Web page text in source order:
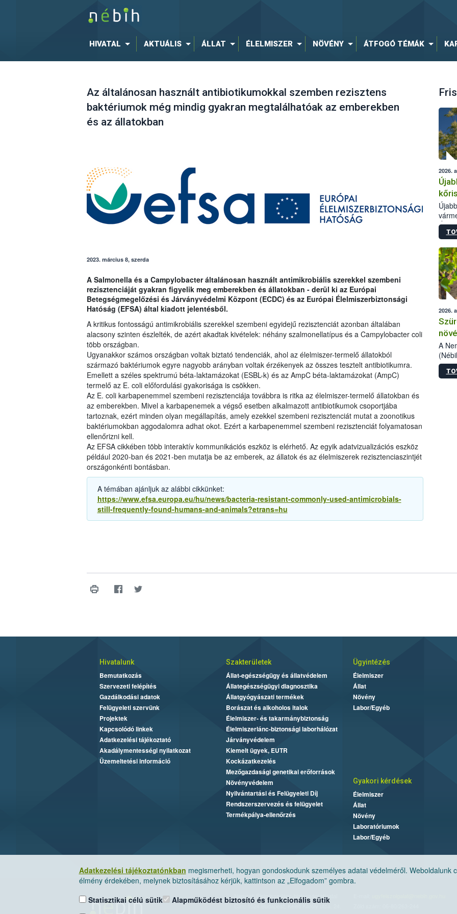
HIVATAL AKTUÁLIS ÁLLAT ÉLELMISZER NÖVÉNY ÁTFOGÓ TÉMÁK
Az általánosan használt antibiotikumokkal szemben rezisztens
baktériumok még mindig gyakran megtalálhatóak az emberekben
és az állatokban
2023. március 8, szerda
A Salmonella és a Campylobacter általánosan használt antimikrobiális szerekkel szembeni
rezisztenciáját gyakran figyelik meg emberekben és állatokban - derül ki az Európai
Betegségmegelőzési és Járványvédelmi Központ (ECDC) és az Európai Élelmiszerbiztonsági
Hatóság (EFSA) által kiadott jelentésből.
A kritikus fontosságú antimikrobiális szerekkel szembeni egyidejű rezisztenciát azonban általában
alacsony szinten észlelték, de azért akadtak kivételek: néhány szalmonellatípus és a Campylobacter coli
több országban.
Ugyanakkor számos országban voltak biztató tendenciák, ahol az élelmiszer-termelő állatokból
származó baktériumok egyre nagyobb arányban voltak érzékenyek az összes tesztelt antibiotikumra.
Emellett a széles spektrumú béta-laktamázokat (ESBL-k) és az AmpC béta-laktamázokat (AmpC)
termelő az E. coli előfordulási gyakorisága is csökken.
Az E. coli karbapenemmel szembeni rezisztenciája továbbra is ritka az élelmiszer-termelő állatokban és
az emberekben. Mivel a karbapenemek a végső esetben alkalmazott antibiotikumok csoportjába
tartoznak, ezért minden olyan megállapítás, amely ezekkel szembeni rezisztenciát mutat a zoonotikus
baktériumokban aggodalomra adhat okot. Ezért a karbapenemmel szembeni rezisztenciát folyamatosan
ellenőrizni kell.
Az EFSA cikkében több interaktív kommunikációs eszköz is elérhető. Az egyik adatvizualizációs eszköz
például 2020-ban és 2021-ben mutatja be az emberek, az állatok és az élelmiszerek rezisztenciaszintjét
országonkénti bontásban.
A témában ajánljuk az alábbi cikkünket:
https://www.efsa.europa.eu/hu/news/bacteria-resistant-commonly-used-antimicrobials-
still-frequently-found-humans-and-animals?etrans=hu
2026.
2026.
A
Adatkezelési tájékoztatónkban megismerheti, hogyan gondoskodunk személyes adatai védelméről. Weboldalunk
élmény érdekében, melynek biztosításához kérjük, kattintson az „Elfogadom” gombra.
Statisztikai célú sütik
Alapműködést biztosító és funkcionális sütik
Hivatalunk
Bemutatkozás
Szervezeti felépítés
Gazdálkodási adatok
Felügyeleti szervünk
Projektek
Kapcsolódó linkek
Adatkezelési tájékoztató
Akadálymentességi nyilatkozat
Üzemeltetési információ
Szakterületek
Állat-egészségügy és állatvédelem
Állategészségügyi diagnosztika
Állatgyógyászati termékek
Borászat és alkoholos italok
Élelmiszer- és takarmánybiztonság
Élelmiszerlánc-biztonsági laborhálózat
Járványvédelem
Kiemelt ügyek, EUTR
Kockázatkezelés
Mezőgazdasági genetikai erőforrások
Növényvédelem
Nyilvántartási és Felügyeleti Díj
Rendszerszervezés és felügyelet
Termékpálya-ellenőrzés
Ügyintézés
Élelmiszer
Állat
Növény
Labor/Egyéb
Gyakori kérdések
Élelmiszer
Állat
Növény
Laboratóriumok
Labor/Egyéb
Nemzeti Élelmiszerlánc-biztonsági Hivatal